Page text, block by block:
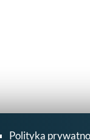
Polityka